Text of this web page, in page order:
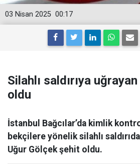
00:17
03 Nisan 2025
Silahlı saldırıya
oldu
İstanbul Bağcılar’da kimlik
bekçilere yönelik silahlı
Uğur Gölçek şehit oldu.